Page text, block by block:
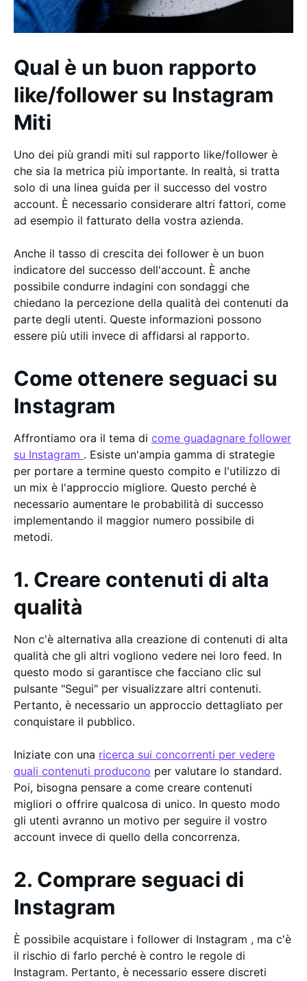
Qual è un buon rapporto
like/follower su Instagram
Miti
Uno dei più grandi miti sul rapporto like/follower è
che sia la metrica più importante. In realtà, si tratta
solo di una linea guida per il successo del vostro
account. È necessario considerare altri fattori, come
ad esempio il fatturato della vostra azienda.
Anche il tasso di crescita dei follower è un buon
indicatore del successo dell'account. È anche
possibile condurre indagini con sondaggi che
chiedano la percezione della qualità dei contenuti da
parte degli utenti. Queste informazioni possono
essere più utili invece di affidarsi al rapporto.
Come ottenere seguaci su
Instagram
Affrontiamo ora il tema di come guadagnare follower
su Instagram . Esiste un'ampia gamma di strategie
per portare a termine questo compito e l'utilizzo di
un mix è l'approccio migliore. Questo perché è
necessario aumentare le probabilità di successo
implementando il maggior numero possibile di
metodi.
1. Creare contenuti di alta
qualità
Non c'è alternativa alla creazione di contenuti di alta
qualità che gli altri vogliono vedere nei loro feed. In
questo modo si garantisce che facciano clic sul
pulsante "Segui" per visualizzare altri contenuti.
Pertanto, è necessario un approccio dettagliato per
conquistare il pubblico.
Iniziate con una ricerca sui concorrenti per vedere
quali contenuti producono per valutare lo standard.
Poi, bisogna pensare a come creare contenuti
migliori o offrire qualcosa di unico. In questo modo
gli utenti avranno un motivo per seguire il vostro
account invece di quello della concorrenza.
2. Comprare seguaci di
Instagram
È possibile acquistare i follower di Instagram , ma c'è
il rischio di farlo perché è contro le regole di
Instagram. Pertanto, è necessario essere discreti